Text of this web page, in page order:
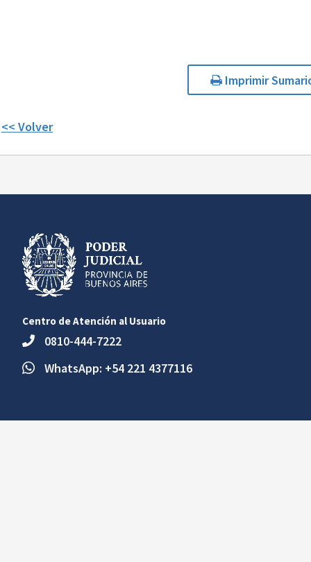
Imprimir
<< Volver
Centro de Atención al Usuario
0810-444-7222
WhatsApp: +54 221 4377116